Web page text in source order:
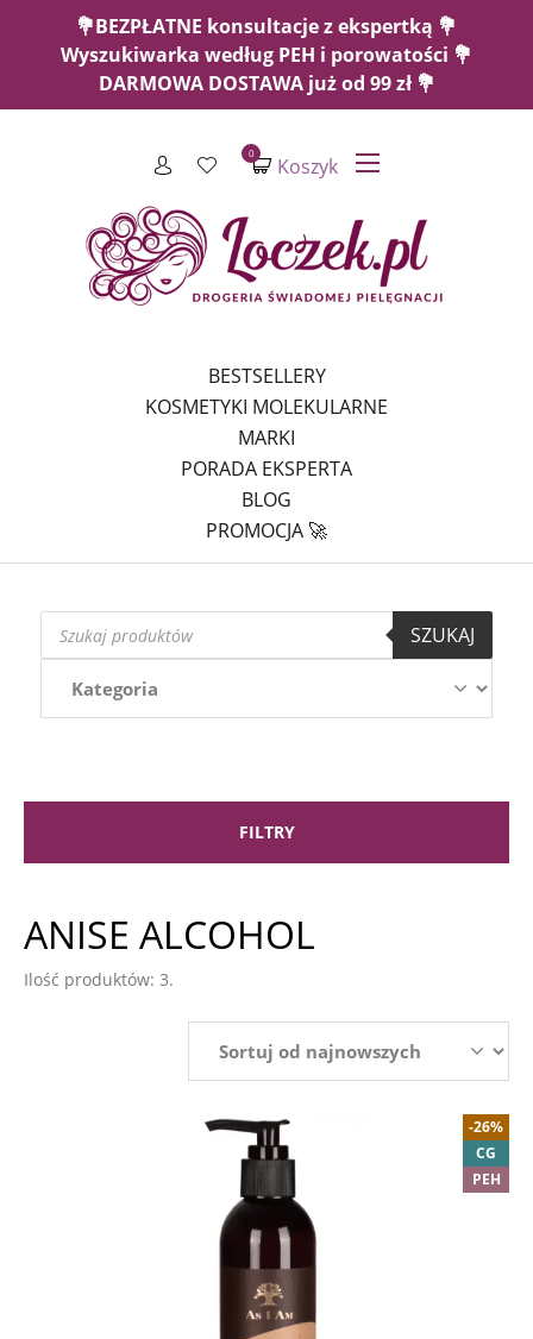
💐BEZPŁATNE konsultacje z ekspertką 💐
Wyszukiwarka według PEH i porowatości 💐
DARMOWA DOSTAWA już od 99 zł 💐
Koszyk
0
BESTSELLERY
KOSMETYKI MOLEKULARNE
MARKI
PORADA EKSPERTA
BLOG
PROMOCJA 🚀
Wyszukiwarka
produktów
SZUKAJ
FILTRY
ANISE ALCOHOL
Ilość produktów: 3.
-26%
CG
PEH